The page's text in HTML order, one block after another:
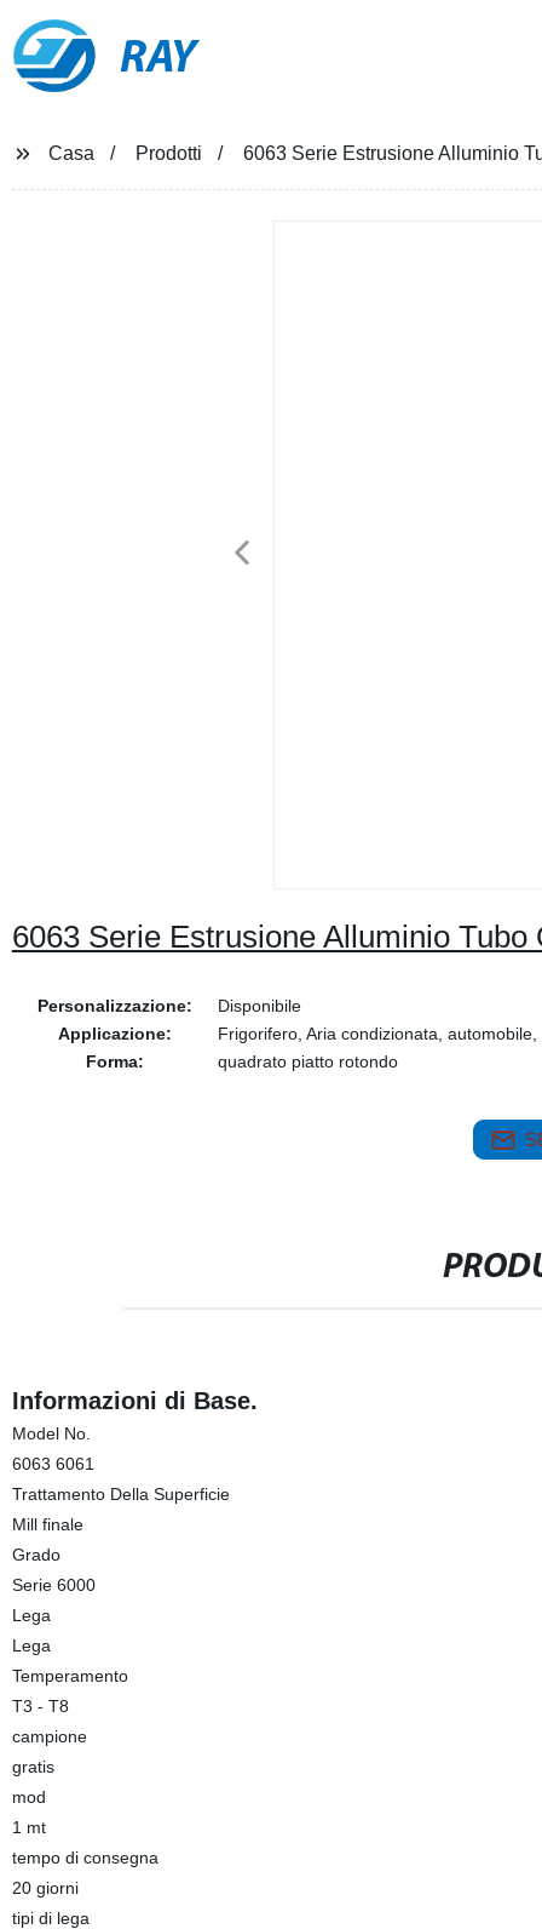
RAY
Casa Prodotti 6063 Serie Estrusione Alluminio
6063 Serie Estrusione Alluminio
Personalizzazione:
Disponibile
Applicazione:
Frigorifero, Aria condizionata,
Forma:
quadrato piatto rotondo
Informazioni di Base.
Model No.
6063 6061
Trattamento Della Superficie
Mill finale
Grado
Serie 6000
Lega
Lega
Temperamento
T3 - T8
campione
gratis
mod
1 mt
tempo di consegna
20 giorni
tipi di lega